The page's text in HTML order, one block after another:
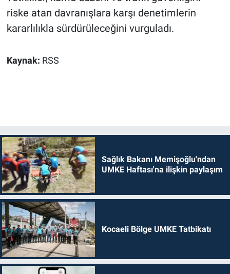
riske atan davranışlara karşı denetimlerin
kararlılıkla sürdürüleceğini vurguladı.
Kaynak: RSS
Sağlık Bakanı Memişoğlu'ndan
UMKE Haftası'na ilişkin paylaşım
Kocaeli Bölge UMKE Tatbikatı